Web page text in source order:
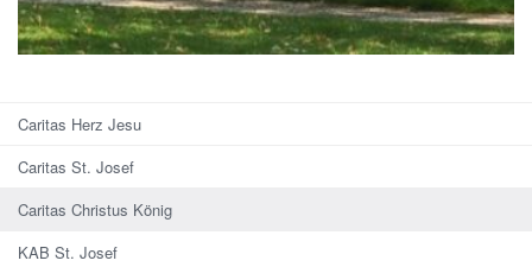
Caritas Herz Jesu
Caritas St. Josef
Caritas Christus König
KAB St. Josef